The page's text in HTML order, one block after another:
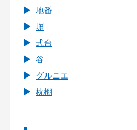
地番
塀
式台
谷
グルニエ
枕棚